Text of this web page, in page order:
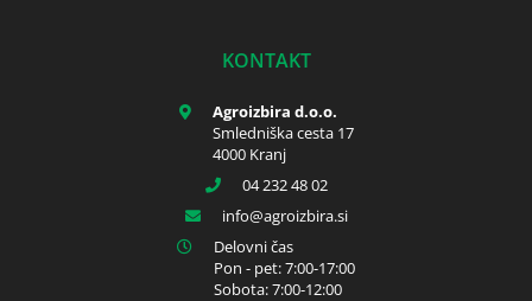
KONTAKT
Agroizbira d.o.o.
Smledniška cesta 17
4000 Kranj
04 232 48 02
info
agroizbira.si
Delovni čas
Pon - pet: 7:00-17:00
Sobota: 7:00-12:00